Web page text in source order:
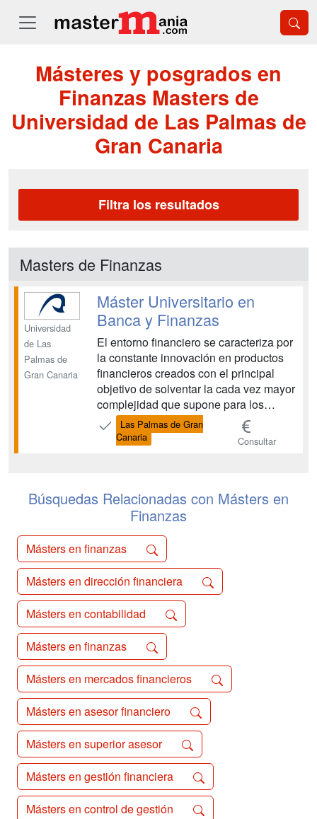
Másteres y posgrados en
Finanzas Masters de
Universidad de Las Palmas de
Gran Canaria
Filtra los resultados
Masters de Finanzas
Universidad
de Las
Palmas de
Gran Canaria
Máster Universitario en
Banca y Finanzas
El entorno financiero se caracteriza por
la constante innovación en productos
financieros creados con el principal
objetivo de solventar la cada vez mayor
complejidad que supone para los
agentes económicos la participación en
el sistema financiero. Además, el sector
financiero es pionero en la
Las Palmas de Gran
Canaria
Consultar
Búsquedas Relacionadas con Másters en
Finanzas
Másters en finanzas
Másters en dirección financiera
Másters en contabilidad
Másters en finanzas
Másters en mercados financieros
Másters en asesor financiero
Másters en superior asesor
Másters en gestión financiera
Másters en control de gestión